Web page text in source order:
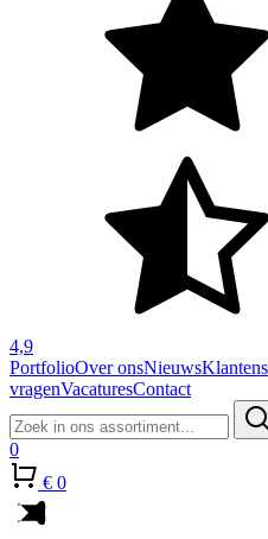
4,9
PortfolioOver onsNieuws
vragenVacaturesContact
naar:
0
€ 0